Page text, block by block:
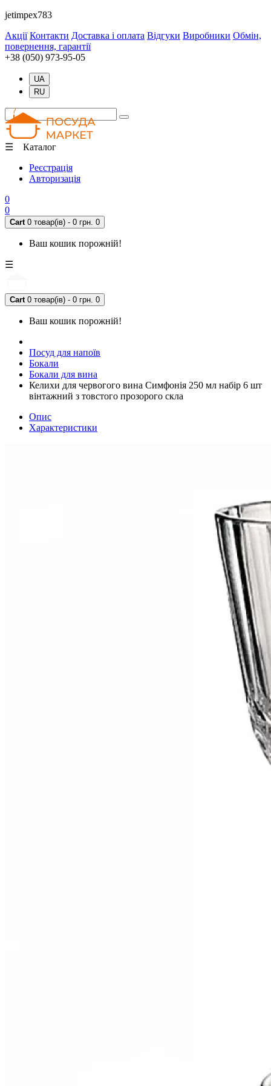
jetimpex783
Акції Контакти Доставка і оплата Відгуки Виробники Обмін,
повернення, гарантії
+38 (050) 973-95-05
UA
RU
☰ Каталог
Реєстрація
Авторизація
0
0
Cart 0 товар(ів) - 0 грн. 0
Ваш кошик порожній!
☰
Cart 0 товар(ів) - 0 грн. 0
Ваш кошик порожній!
Посуд для напоїв
Бокали
Бокали для вина
Келихи для червогого вина Симфонія 250 мл набір 6 шт
вінтажний з товстого прозорого скла
Опис
Характеристики